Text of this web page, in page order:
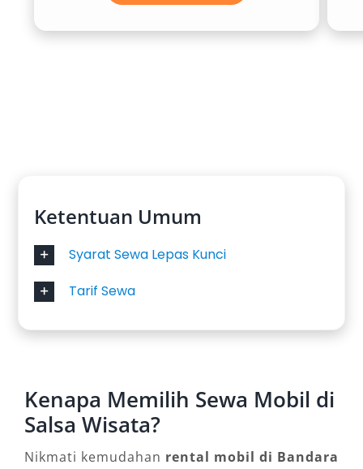
sangat populer untuk antar jemput wisatawan,
rombongan perusahaan, atau acara keluarga
Avanza tetap menjadi primadona. Kapasitas 7
menjadikannya favorit untuk rental mobil
Harga yang terjangkau membuat Avanza selalu
relevan untuk kebutuhan transportasi di
6. Toyota Fortuner
Bagi Anda yang menginginkan kendaraan
tangguh dengan desain modern, Toyota
Ketentuan Umum
Syarat Sewa Lepas Kunci
Tarif Sewa
Kenapa Memilih Sewa Mobil di
Salsa Wisata?
Nikmati kemudahan rental mobil di Bandara